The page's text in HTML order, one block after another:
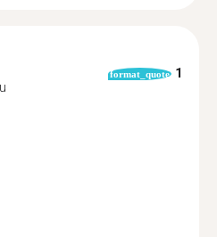
format_quote 1